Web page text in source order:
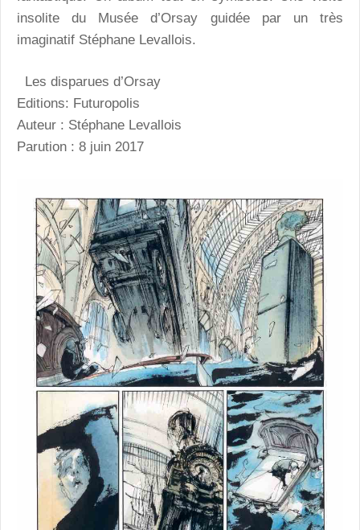
insolite du Musée d’Orsay guidée par un très
imaginatif Stéphane Levallois.
Les disparues d’Orsay
Editions: Futuropolis
Auteur : Stéphane Levallois
Parution : 8 juin 2017